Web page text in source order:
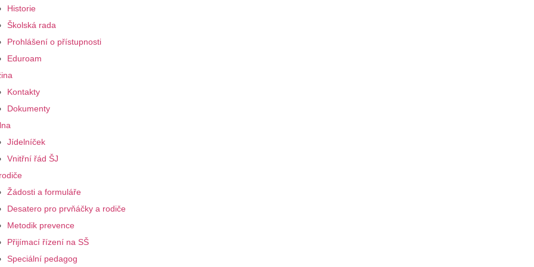
Historie
Školská rada
Prohlášení o přístupnosti
Eduroam
Kontakty
Dokumenty
Jídelníček
Vnitřní řád ŠJ
Žádosti a formuláře
Desatero pro prvňáčky a rodiče
Metodik prevence
Přijímací řízení na SŠ
Speciální pedagog